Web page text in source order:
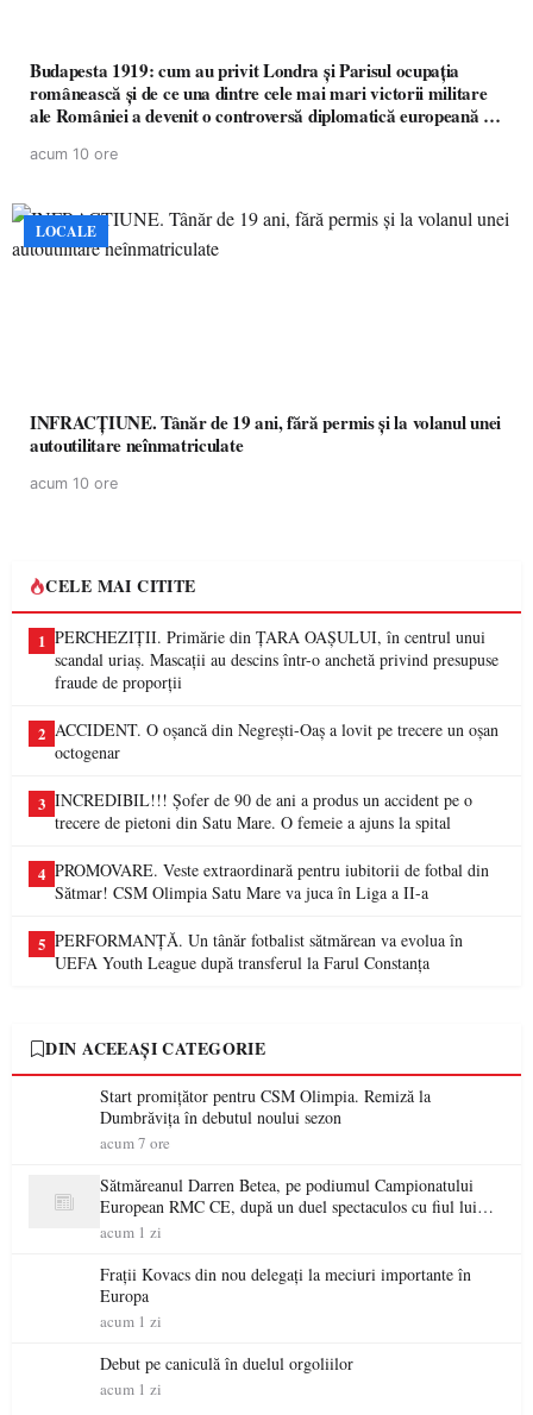
Budapesta 1919: cum au privit Londra și Parisul ocupația
românească și de ce una dintre cele mai mari victorii militare
ale României a devenit o controversă diplomatică europeană (
acum 10 ore
LOCALE
INFRACȚIUNE. Tânăr de 19 ani, fără permis și la volanul unei
autoutilitare neînmatriculate
acum 10 ore
CELE MAI CITITE
1 PERCHEZIȚII. Primărie din ȚARA OAȘULUI, în centrul unui
scandal uriaș. Mascații au descins într-o anchetă privind presupuse
fraude de proporții
2 ACCIDENT. O oșancă din Negrești-Oaș a lovit pe trecere un oșan
octogenar
3 INCREDIBIL!!! Șofer de 90 de ani a produs un accident pe o
trecere de pietoni din Satu Mare. O femeie a ajuns la spital
4 PROMOVARE. Veste extraordinară pentru iubitorii de fotbal din
Sătmar! CSM Olimpia Satu Mare va juca în Liga a II-a
5 PERFORMANȚĂ. Un tânăr fotbalist sătmărean va evolua în
UEFA Youth League după transferul la Farul Constanța
DIN ACEEAȘI CATEGORIE
Start promițător pentru CSM Olimpia. Remiză la
Dumbrăvița în debutul noului sezon
acum 7 ore
Sătmăreanul Darren Betea, pe podiumul Campionatului
European RMC CE, după un duel spectaculos cu fiul lui
Kimi Räikkönen
acum 1 zi
Frații Kovacs din nou delegați la meciuri importante în
Europa
acum 1 zi
Debut pe caniculă în duelul orgoliilor
acum 1 zi